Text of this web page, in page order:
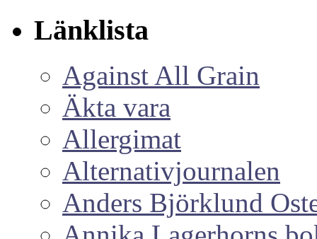
Länklista
Against All Grain
Äkta vara
Allergimat
Alternativjournalen
Anders Björklund